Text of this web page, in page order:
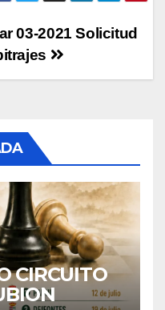
03-2021 Solicitud
CIRCUITO